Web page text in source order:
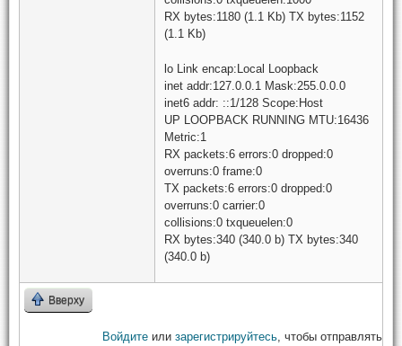
RX bytes:1180 (1.1 Kb) TX bytes:1152
(1.1 Kb)
lo Link encap:Local Loopback
inet addr:127.0.0.1 Mask:255.0.0.0
inet6 addr: ::1/128 Scope:Host
UP LOOPBACK RUNNING MTU:16436
Metric:1
RX packets:6 errors:0 dropped:0
overruns:0 frame:0
TX packets:6 errors:0 dropped:0
overruns:0 carrier:0
collisions:0 txqueuelen:0
RX bytes:340 (340.0 b) TX bytes:340
(340.0 b)
Вверху
Войдите или зарегистрируйтесь, чтобы отправлять